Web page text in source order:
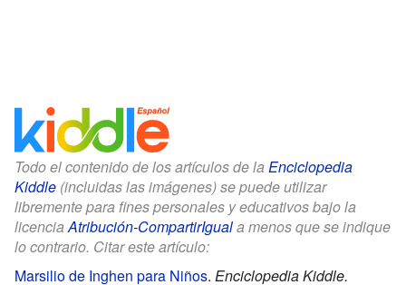
Todo el contenido de los artículos de la Enciclopedia
Kiddle (incluidas las imágenes) se puede utilizar
libremente para fines personales y educativos bajo la
licenciaAtribución-CompartirIguala menos que se indique
lo contrario. Citar este artículo:
Marsilio de Inghen para Niños. Enciclopedia Kiddle.